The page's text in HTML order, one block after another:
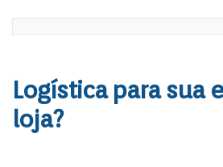
Logística para sua
loja?